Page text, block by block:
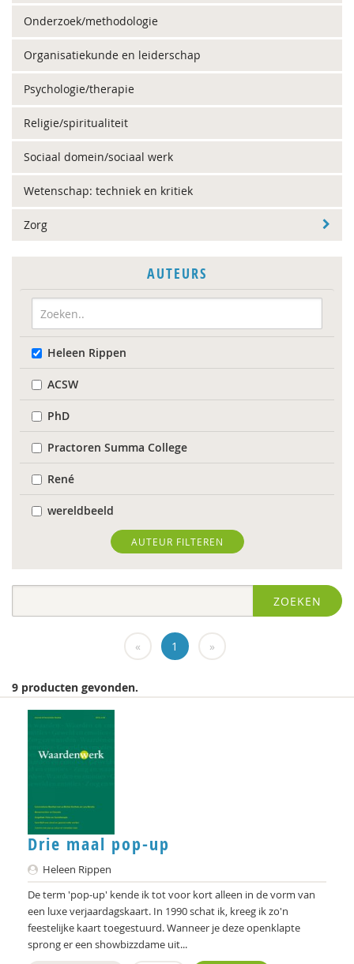
Onderzoek/methodologie
Organisatiekunde en leiderschap
Psychologie/therapie
Religie/spiritualiteit
Sociaal domein/sociaal werk
Wetenschap: techniek en kritiek
Zorg
AUTEURS
Heleen Rippen
ACSW
PhD
Practoren Summa College
René
wereldbeeld
World Health Organization
Edo (E.H.) Nieweg
Dr. Abdelilah Ljamai (UVH)
Tineke Abma
Marian Adriaansen
Hans Alma
Carlos Alvarez Pereira
Christa Anbeek
Daan Andriessen
Koen Arts
AUTEUR FILTEREN
ZOEKEN
« 1 »
9 producten gevonden.
Drie maal pop-up
Heleen Rippen
De term 'pop-up' kende ik tot voor kort alleen in de vorm van
een luxe verjaardagskaart. In 1990 schat ik, kreeg ik zo'n
feestelijke kaart toegestuurd. Wanneer je deze openklapte
sprong er een showbizzdame uit...